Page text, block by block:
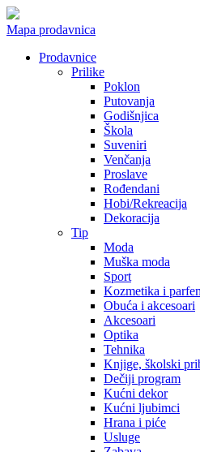
Mapa prodavnica
Prodavnice
Prilike
Poklon
Putovanja
Godišnjica
Škola
Suveniri
Venčanja
Proslave
Rođendani
Hobi/Rekreacija
Dekoracija
Tip
Moda
Muška moda
Sport
Kozmetika i
Obuća i akcesoari
Akcesoari
Optika
Tehnika
Knjige, školski
Dečiji program
Kućni dekor
Kućni ljubimci
Hrana i piće
Usluge